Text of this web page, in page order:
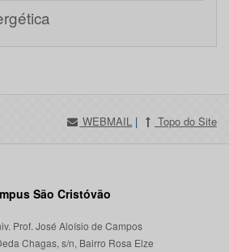
WEBMAIL | Topo do Site
São Cristóvão
Prof. José Aloísio de Campos
Chagas, s/n, Bairro Rosa Elze